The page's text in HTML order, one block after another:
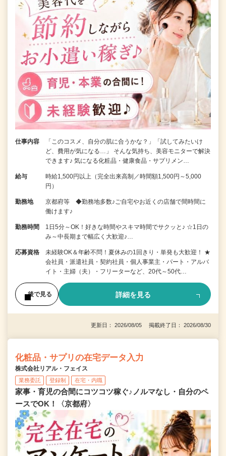
仕事内容
「このコスメ、自分の肌に合うかな？」「試してみたいけ
ど、費用が気になる…」 そんな気持ち、美容モニターで解決
できます♪ 気になる化粧品・健康食品・サプリメン…
給与
時給1,500円以上（完全出来高制／時間額1,500円～5,000
円）
勤務地
京都府等 ◆勤務地多数♪ご自宅やお近くの店舗で間時間に
働けます♪
勤務時間
1日5分～OK！好きな時間やスキマ時間でサクッと♪ ☆1日の
み～中長期まで幅広く大歓迎♪…
応募資格
未経験OK＆年齢不問！夏休みの1回きり・単発も大歓迎！ ★
会社員・派遣社員・契約社員・個人事業主・パート・アルバ
イト・主婦（夫）・フリーターなど、20代～50代…
後で見る 詳細を見る
更新日： 2026/08/05 掲載終了日： 2026/08/30
化粧品・サプリの在宅データ入力
株式会社リアル・フェイス
業務委託 登録制 在宅・内職
家事・育児の合間にコツコツ稼ぐ♪ノルマなし・自分のペ
ースでOK！〈京都府〉